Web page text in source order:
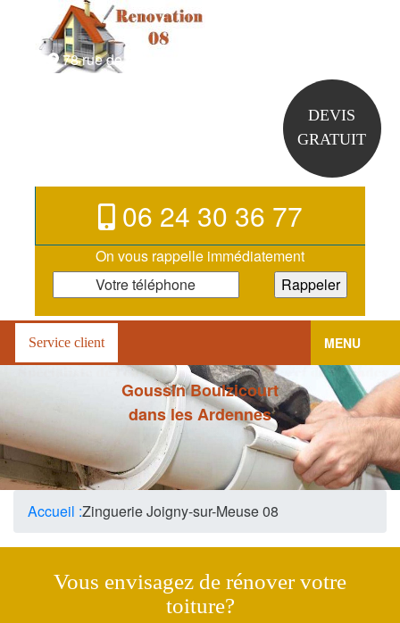
78 rue de la halbotine 08410 Boulzicourt
DEVIS
GRATUIT
06 24 30 36 77
On vous rappelle immédiatement
Service client MENU
Goussin Boulzicourt
dans les Ardennes
Accueil :Zinguerie Joigny-sur-Meuse 08
Vous envisagez de rénover votre
toiture?